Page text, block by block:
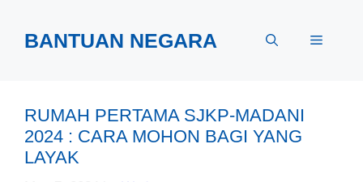
contentBANTUAN NEGARA Menu
RUMAH PERTAMA SJKP-MADANI
2024 : CARA MOHON BAGI YANG
LAYAK